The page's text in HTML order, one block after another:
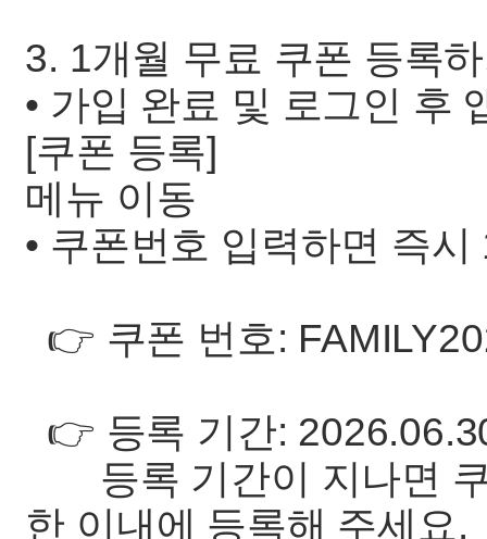
3. 1개월 무료 쿠폰 등록
• 가입 완료 및 로그인 후
[쿠폰 등록]
메뉴 이동
• 쿠폰번호 입력하면 즉
👉 쿠폰 번호:
👉 등록 기간:
등록 기간이 지나면 쿠
한 이내에 등록해 주세요.